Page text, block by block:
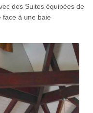
des Suites équipées de
face à une baie